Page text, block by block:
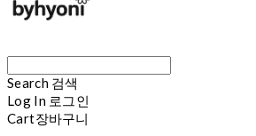
Search 검색
Log In 로그인
Cart장바구니